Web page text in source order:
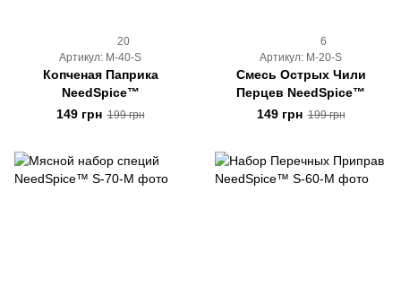
20
Артикул: M-40-S
Копченая Паприка
NeedSpice™
149 грн 199 грн
6
Артикул: M-20-S
Смесь Острых Чили
Перцев NeedSpice™
149 грн 199 грн